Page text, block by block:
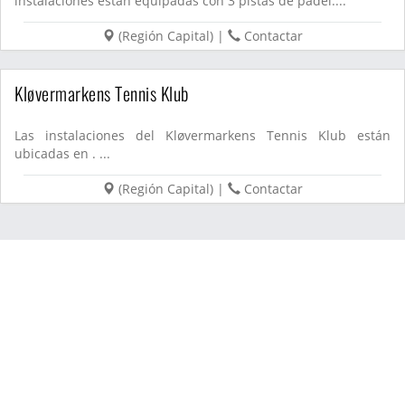
(Región Capital) | Contactar
Kløvermarkens Tennis Klub
Las instalaciones del Kløvermarkens Tennis Klub están
ubicadas en . ...
(Región Capital) | Contactar